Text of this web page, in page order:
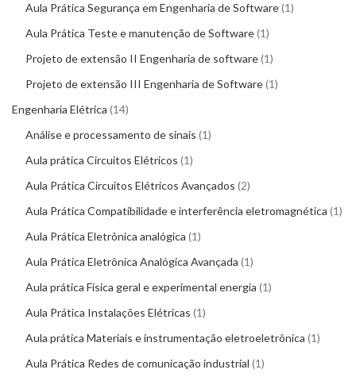
Aula Prática Segurança em Engenharia de Software 1
Aula Prática Teste e manutenção de Software 1
Projeto de extensão II Engenharia de software 1
Projeto de extensão III Engenharia de Software 1
Engenharia Elétrica 14
Análise e processamento de sinais 1
Aula prática Circuitos Elétricos 1
Aula Prática Circuitos Elétricos Avançados 2
Aula Prática Compatibilidade e interferência eletromagnética 1
Aula Prática Eletrônica analógica 1
Aula Prática Eletrônica Analógica Avançada 1
Aula prática Física geral e experimental energia 1
Aula Prática Instalações Elétricas 1
Aula prática Materiais e instrumentação eletroeletrônica 1
Aula Prática Redes de comunicação industrial 1